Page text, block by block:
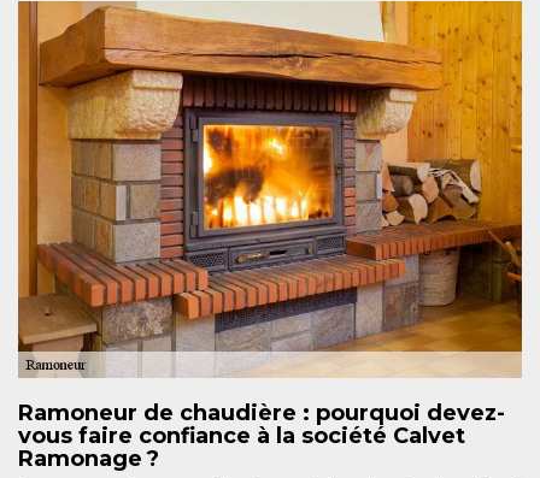
Ramoneur de chaudière : pourquoi devez-
vous faire confiance à la société Calvet
Ramonage ?